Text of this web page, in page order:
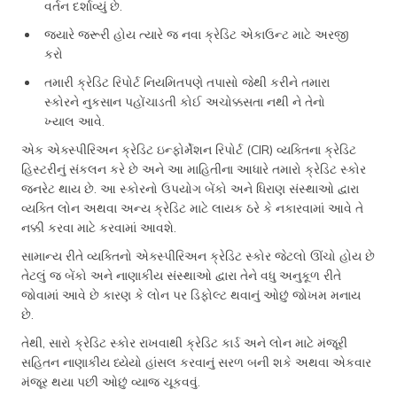
વર્તન દર્શાવ્યું છે.
જ્યારે જરૂરી હોય ત્યારે જ નવા ક્રેડિટ એકાઉન્ટ માટે અરજી
કરો
તમારી ક્રેડિટ રિપોર્ટ નિયમિતપણે તપાસો જેથી કરીને તમારા
સ્કોરને નુકસાન પહોંચાડતી કોઈ અચોક્કસતા નથી ને તેનો
ખ્યાલ આવે.
એક એક્સ્પીરિઅન ક્રેડિટ ઇન્ફોર્મેશન રિપોર્ટ (CIR) વ્યક્તિના ક્રેડિટ
હિસ્ટરીનું સંકલન કરે છે અને આ માહિતીના આધારે તમારો ક્રેડિટ સ્કોર
જનરેટ થાય છે. આ સ્કોરનો ઉપયોગ બેંકો અને ધિરાણ સંસ્થાઓ દ્વારા
વ્યક્તિ લોન અથવા અન્ય ક્રેડિટ માટે લાયક ઠરે કે નકારવામાં આવે તે
નક્કી કરવા માટે કરવામાં આવશે.
સામાન્ય રીતે વ્યક્તિનો એક્સ્પીરિઅન ક્રેડિટ સ્કોર જેટલો ઊંચો હોય છે
તેટલું જ બેંકો અને નાણાકીય સંસ્થાઓ દ્વારા તેને વધુ અનુકૂળ રીતે
જોવામાં આવે છે કારણ કે લોન પર ડિફોલ્ટ થવાનું ઓછું જોખમ મનાય
છે.
તેથી, સારો ક્રેડિટ સ્કોર રાખવાથી ક્રેડિટ કાર્ડ અને લોન માટે મંજૂરી
સહિતન નાણાકીય ધ્યેયો હાંસલ કરવાનું સરળ બની શકે અથવા એકવાર
મંજૂર થયા પછી ઓછું વ્યાજ ચૂકવવું.